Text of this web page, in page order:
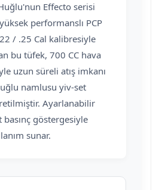
Effecto serisi
performanslı PCP
/ .25 Cal kalibresiyle
bu tüfek, 700 CC hava
uzun süreli atış imkanı
namlusu yiv-set
Ayarlanabilir
göstergesiyle
sunar.